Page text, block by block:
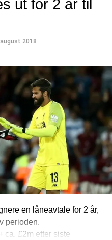
ut for 2 år til
2018
en låneavtale for 2 år,
perioden.
ca. £2m etter siste